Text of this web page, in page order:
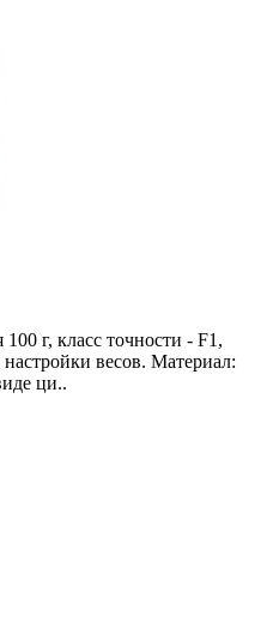
г, класс точности - F1,
весов. Материал:
ци..